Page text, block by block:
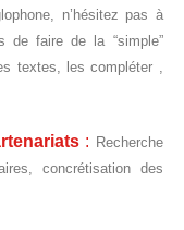
n’hésitez pas à
de faire de la “simple”
textes, les compléter ,
: Recherche
concrétisation des